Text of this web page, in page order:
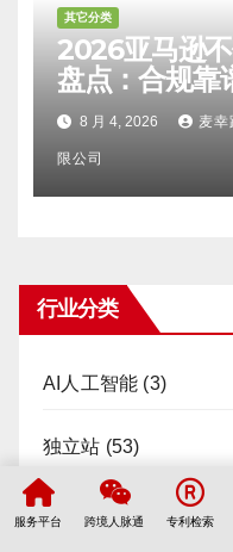
其它分类
2026亚马逊
盘点：合规靠
避坑FAQ及标
8 月 4, 2026 麦
限公司
行业分类
AI人工智能 (3)
独立站 (53)
软件工具(3)
服务平台 跨境人脉通 专利检索